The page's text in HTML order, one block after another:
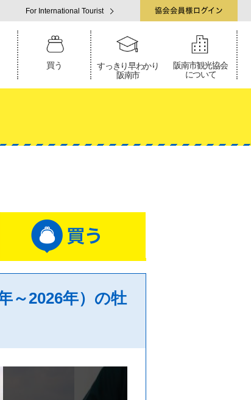
For International Tourist
買う
すっきり早わかり
阪南市
阪南市観光協会
について
～2026年）の牡